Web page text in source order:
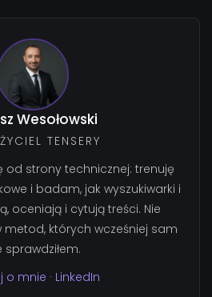
Wesołowski
TENSERY
od strony technicznej: trenuję
i badam, jak wyszukiwarki i
oceniają i cytują treści. Nie
których wcześniej sam
sprawdziłem.
o mnie · LinkedIn